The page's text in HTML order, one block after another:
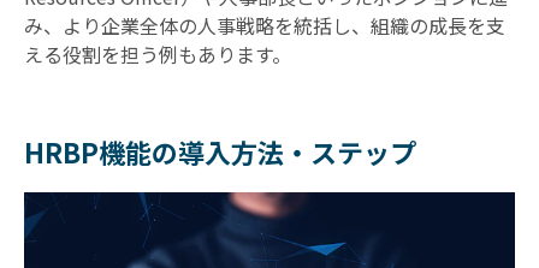
み、より企業全体の人事戦略を統括し、組織の成長を支
える役割を担う例もあります。
HRBP機能の導入方法・ステップ